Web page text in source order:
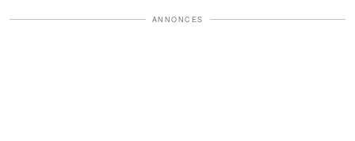
ANNONCES